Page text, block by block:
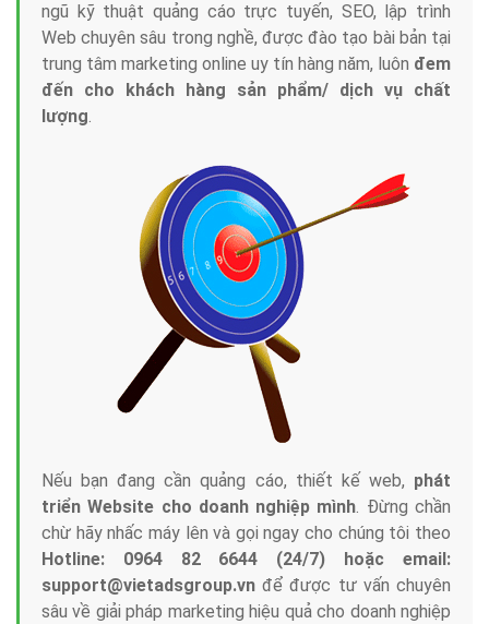
ngũ kỹ thuật quảng cáo trực tuyến, SEO, lập trình
Web chuyên sâu trong nghề, được đào tạo bài bản tại
trung tâm marketing online uy tín hàng năm, luôn đem
đến cho khách hàng sản phẩm/ dịch vụ chất
lượng.
Nếu bạn đang cần quảng cáo, thiết kế web, phát
triển Website cho doanh nghiệp mình. Đừng chần
chừ hãy nhấc máy lên và gọi ngay cho chúng tôi theo
Hotline: 0964 82 6644 (24/7) hoặc email:
support@vietadsgroup.vn để được tư vấn chuyên
sâu về giải pháp marketing hiệu quả cho doanh nghiệp